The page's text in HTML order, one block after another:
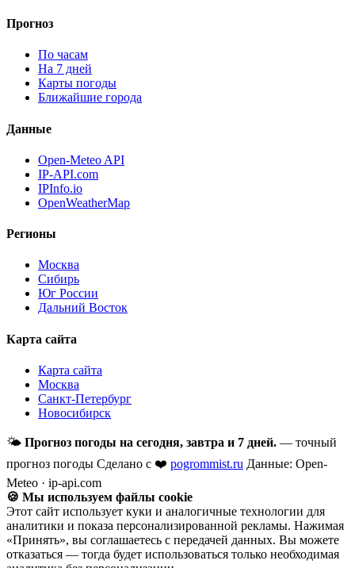
Прогноз
По часам
На 7 дней
Карты погоды
Ближайшие города
Данные
Open-Meteo API
IP-API.com
IPInfo.io
OpenWeatherMap
Регионы
Москва
Сибирь
Юг России
Дальний Восток
Карта сайта
Карта сайта
Москва
Санкт-Петербург
Новосибирск
🌤 Прогноз погоды на сегодня, завтра и 7 дней. — точный
прогноз погоды Сделано с ❤️ pogrommist.ru Данные: Open-
Meteo · ip-api.com
🍪 Мы используем файлы cookie
Этот сайт использует куки и аналогичные технологии для
аналитики и показа персонализированной рекламы. Нажимая
«Принять», вы соглашаетесь с передачей данных. Вы можете
отказаться — тогда будет использоваться только необходимая